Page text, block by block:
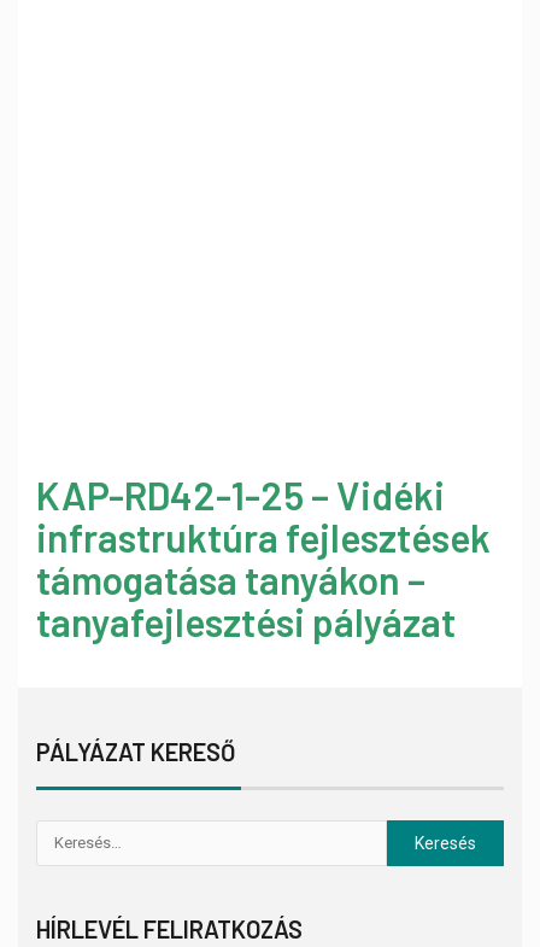
KAP-RD42-1-25 – Vidéki
infrastruktúra fejlesztések
támogatása tanyákon –
tanyafejlesztési pályázat
PÁLYÁZAT KERESŐ
HÍRLEVÉL FELIRATKOZÁS